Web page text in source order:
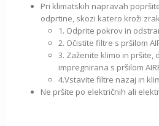
Pri klimatskih napravah
odprtine, skozi katero kroži
1. Odprite pokrov in
2. Očistite filtre s pršilom
3. Zaženite klimo in pršite,
impregnirana s pršilom
4.Vstavite filtre nazaj in
Ne pršite po električnih ali